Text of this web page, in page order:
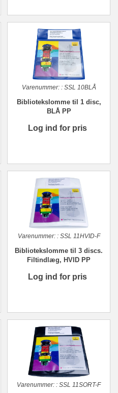
Varenummer:: SSL 10BLÅ
Bibliotekslomme til 1 disc,
BLÅ PP
Log ind for pris
Varenummer:: SSL 11HVID-F
Bibliotekslomme til 3 discs.
Filtindlæg, HVID PP
Log ind for pris
Varenummer: : SSL 11SORT-F